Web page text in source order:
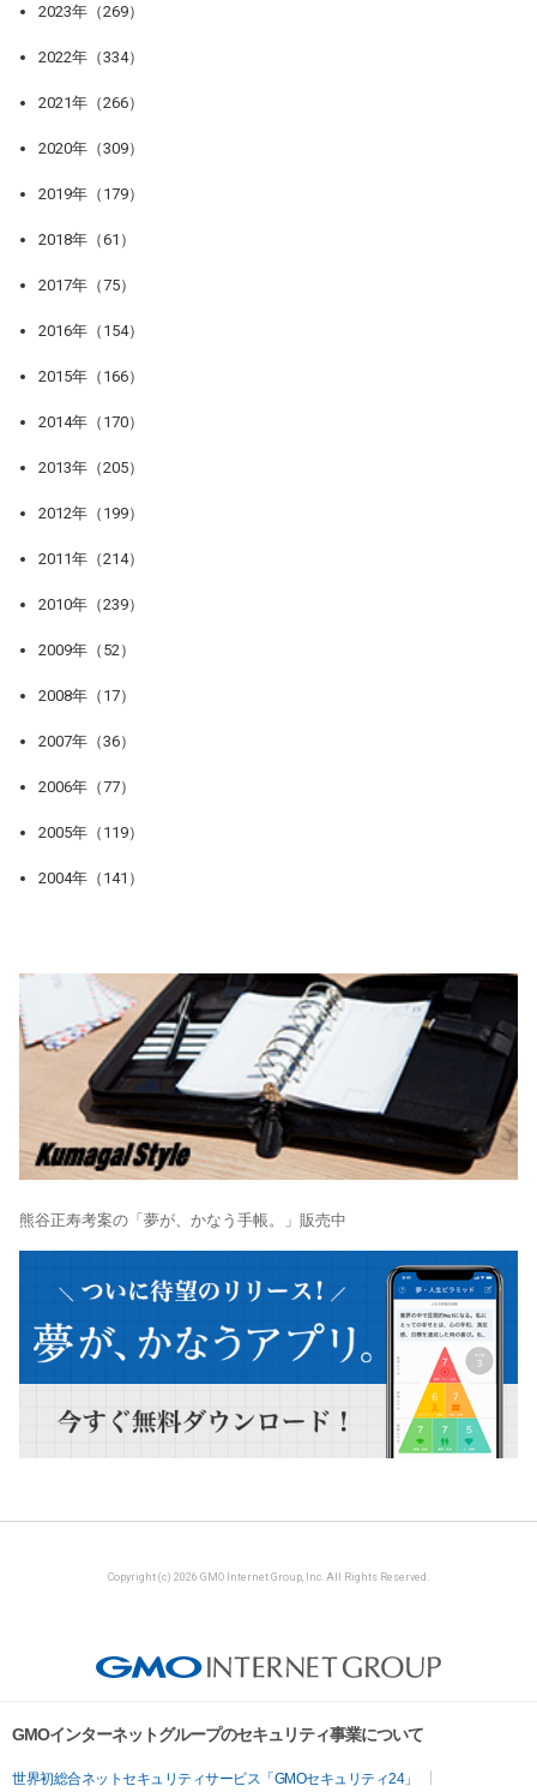
2023年（269）
2022年（334）
2021年（266）
2020年（309）
2019年（179）
2018年（61）
2017年（75）
2016年（154）
2015年（166）
2014年（170）
2013年（205）
2012年（199）
2011年（214）
2010年（239）
2009年（52）
2008年（17）
2007年（36）
2006年（77）
2005年（119）
2004年（141）
熊谷正寿考案の「夢が、かなう手帳。」販売中
Copyright (c) 2026 GMO Internet Group, Inc. All Rights Reserved.
GMOインターネットグループのセキュリティ事業について
世界初総合ネットセキュリティサービス「GMOセキュリティ24」